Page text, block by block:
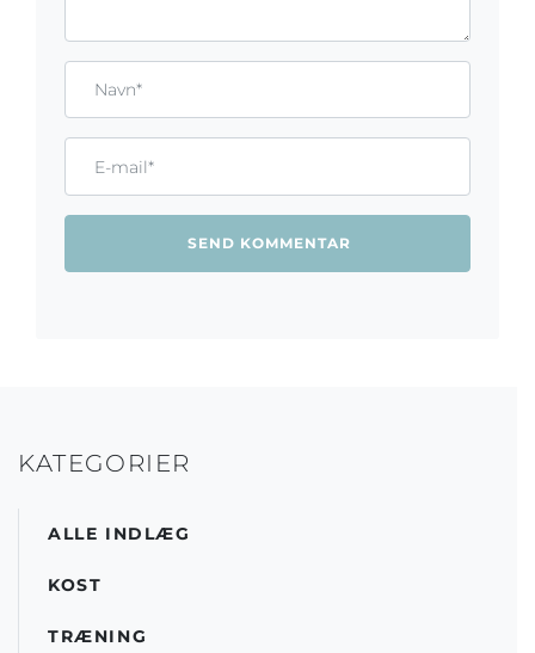
KATEGORIER
ALLE INDLÆG
KOST
TRÆNING